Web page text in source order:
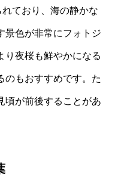
ており、海の静かな
景色が非常にフォトジ
り夜桜も鮮やかになる
のもおすすめです。た
頃が前後することがあ